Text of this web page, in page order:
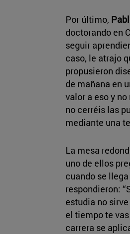
Por último,
doctorando en
seguir
caso, le atrajo
propusieron
de mañana en
valor a eso y
no cerréis las
mediante una
La mesa
uno de ellos
cuando se
respondieron:
estudia no
el tiempo te
carrera se